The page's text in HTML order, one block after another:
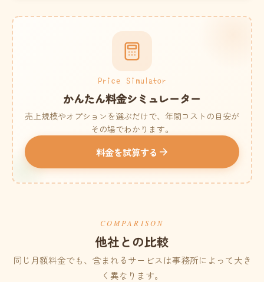
Price Simulator
かんたん料金シミュレーター
売上規模やオプションを選ぶだけで、年間コストの目安が
その場でわかります。
料金を試算する
COMPARISON
他社との比較
同じ月額料金でも、含まれるサービスは事務所によって大き
く異なります。